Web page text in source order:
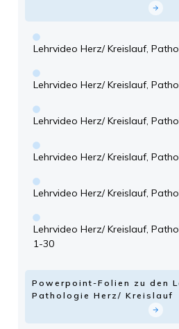
Lehrvideo Herz/ Kreislauf,
Lehrvideo Herz/ Kreislauf,
Lehrvideo Herz/ Kreislauf,
Lehrvideo Herz/ Kreislauf,
Lehrvideo Herz/ Kreislauf,
Lehrvideo Herz/ Kreislauf,
1-30
Powerpoint-Folien zu den
Pathologie Herz/ Kreislauf